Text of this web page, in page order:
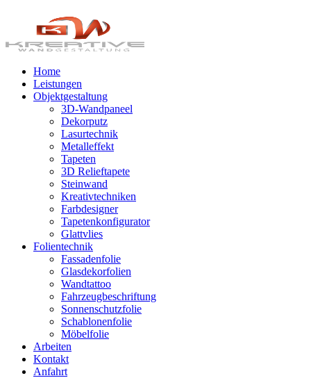
Home
Leistungen
Objektgestaltung
3D-Wandpaneel
Dekorputz
Lasurtechnik
Metalleffekt
Tapeten
3D Relieftapete
Steinwand
Kreativtechniken
Farbdesigner
Tapetenkonfigurator
Glattvlies
Folientechnik
Fassadenfolie
Glasdekorfolien
Wandtattoo
Fahrzeugbeschriftung
Sonnenschutzfolie
Schablonenfolie
Möbelfolie
Arbeiten
Kontakt
Anfahrt